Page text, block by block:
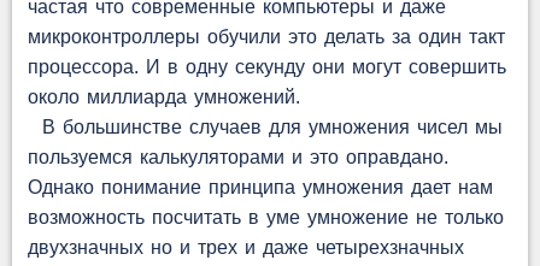
частая что современные компьютеры и даже
микроконтроллеры обучили это делать за один такт
процессора. И в одну секунду они могут совершить
около миллиарда умножений.
В большинстве случаев для умножения чисел мы
пользуемся калькуляторами и это оправдано.
Однако понимание принципа умножения дает нам
возможность посчитать в уме умножение не только
двухзначных но и трех и даже четырехзначных